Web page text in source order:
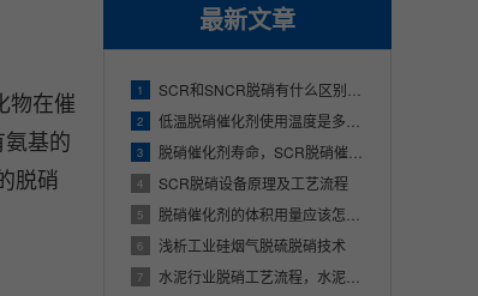
最新文章
1 SCR和SNCR脱硝有什么区别？SCR脱硝技术与SNCR脱硝技术的不同之处
2 低温脱硝催化剂使用温度是多少？适用哪些行业？
3 脱硝催化剂寿命，SCR脱硝催化剂使用寿命多少年
4 SCR脱硝设备原理及工艺流程
5 脱硝催化剂的体积用量应该怎么样来计算呢？
6 浅析工业硅烟气脱硫脱硝技术
7 水泥行业脱硝工艺流程，水泥厂的烟气是怎样脱硝的
物在催
基的
脱硝